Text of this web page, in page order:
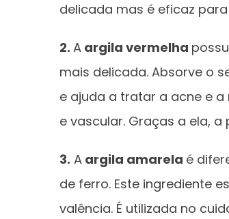
delicada mas é eficaz
2. A argila vermelha
mais delicada. Absorve o
e ajuda a tratar a acne e a
e vascular. Graças a ela,
3. A argila amarela é
de ferro. Este ingrediente
valência. É utilizada no